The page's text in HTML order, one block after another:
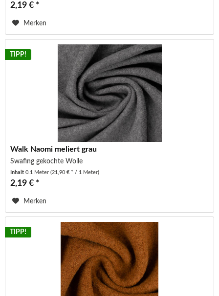
2,19 € *
Merken
TIPP!
Walk Naomi meliert grau
Swafing gekochte Wolle
Inhalt0.1 Meter(21,90 € * / 1 Meter)
2,19 € *
Merken
TIPP!